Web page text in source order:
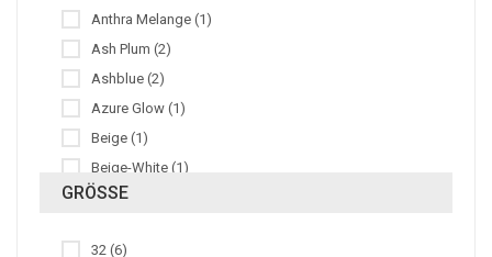
Anthra Melange (1)
Ash Plum (2)
Ashblue (2)
Azure Glow (1)
Beige (1)
Beige-White (1)
Beluga (1)
GRÖSSE
32 (6)